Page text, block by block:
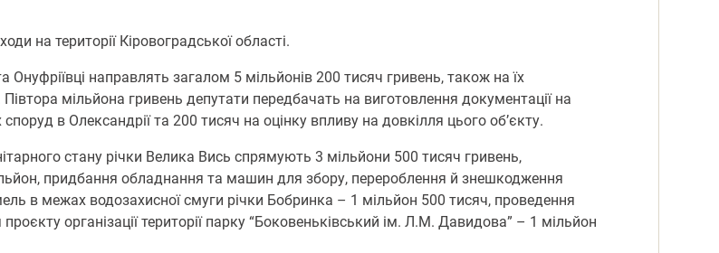
на території Кіровоградської області.
направлять загалом 5 мільйонів 200 тисяч гривень, також на їх
мільйона гривень депутати передбачать на виготовлення документації на
в Олександрії та 200 тисяч на оцінку впливу на довкілля цього об’єкту.
стану річки Велика Вись спрямують 3 мільйони 500 тисяч гривень,
придбання обладнання та машин для збору, перероблення й знешкодження
в межах водозахисної смуги річки Бобринка – 1 мільйон 500 тисяч, проведення
організації території парку “Боковеньківський ім. Л.М. Давидова” – 1 мільйон